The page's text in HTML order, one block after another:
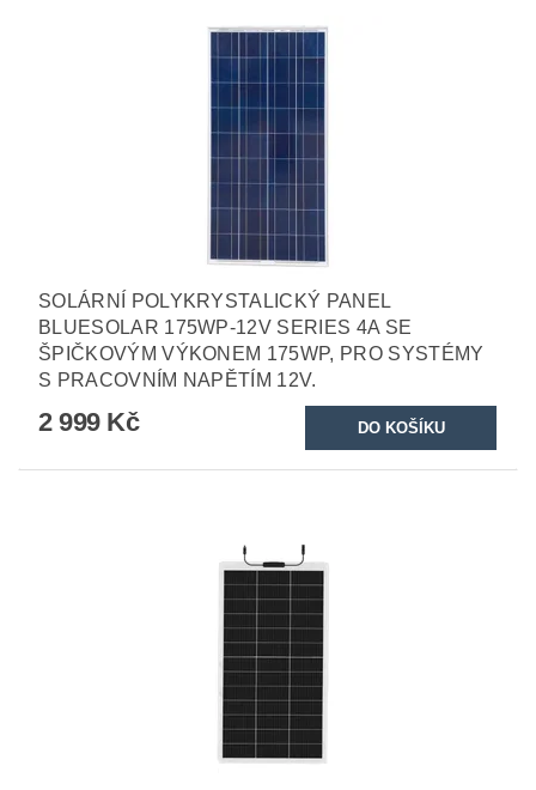
SOLÁRNÍ POLYKRYSTALICKÝ PANEL
BLUESOLAR 175WP-12V SERIES 4A SE
ŠPIČKOVÝM VÝKONEM 175WP, PRO SYSTÉMY
S PRACOVNÍM NAPĚTÍM 12V.
2 999 Kč